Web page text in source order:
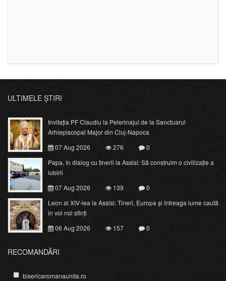
ULTIMELE ȘTIRI
Invitația PF Claudiu la Pelerinajul de la Sanctuarul
Arhiepiscopal Major din Cluj-Napoca
07 Aug 2026
276
0
Papa, în dialog cu tinerii la Assisi: Să construim o civilizație a
iubirii
07 Aug 2026
139
0
Leon al XIV-lea la Assisi: Tineri, Europa și întreaga lume caută
în voi noi sfinți
06 Aug 2026
157 0
RECOMANDĂRI
bisericaromanaunita.ro